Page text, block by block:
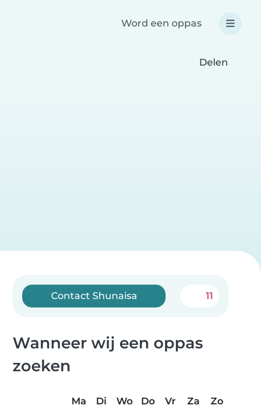
Word een oppas
Delen
Contact Shunaisa 11
Wanneer wij een oppas
zoeken
Ma Di Wo Do Vr Za
Zo